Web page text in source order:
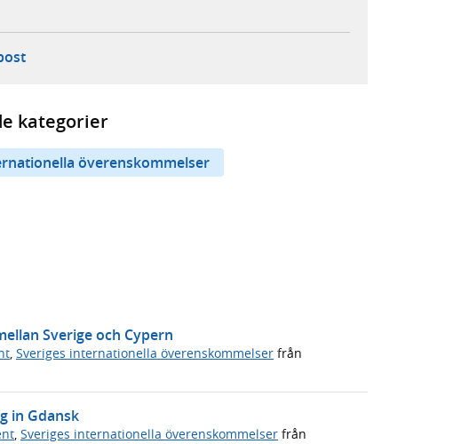
webbplats,
i ny flik, extern webbplats,
- öppnar din e-postklient,
kategorier
överenskommelser
Sverige och Cypern
Sveriges internationella överenskommelser från
in Gdansk
, Sveriges internationella överenskommelser från